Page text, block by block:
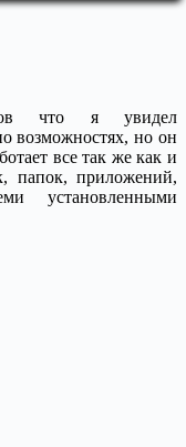
что я увидел
возможностях, но он
все так же как и
папок, приложений,
установленными